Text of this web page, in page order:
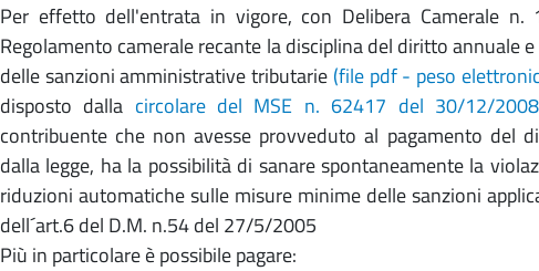
Per effetto dell'entrata in vigore, con Delibera Camerale
Regolamento camerale recante la disciplina del diritto annuale
delle sanzioni amministrative tributarie (file pdf - peso
disposto dalla circolare del MSE n. 62417 del 30/12/2008
contribuente che non avesse provveduto al pagamento del
dalla legge, ha la possibilità di sanare spontaneamente la
riduzioni automatiche sulle misure minime delle sanzioni
dell´art.6 del D.M. n.54 del 27/5/2005
Più in particolare è possibile pagare: